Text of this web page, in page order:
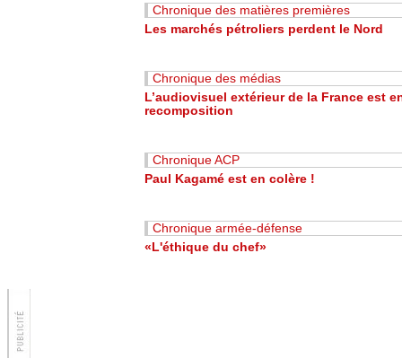
Chronique des matières premières
Les marchés pétroliers perdent le Nord
Chronique des médias
L’audiovisuel extérieur de la France est
recomposition
Chronique ACP
Paul Kagamé est en colère !
Chronique armée-défense
«L'éthique du chef»